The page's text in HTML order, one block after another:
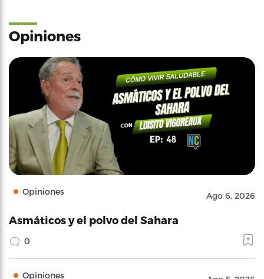
Opiniones
Opiniones Ago 6, 2026
Asmáticos y el polvo del Sahara
0
Opiniones